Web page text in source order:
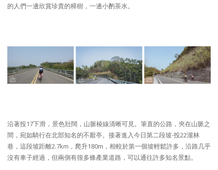
的人們一邊欣賞珍貴的樟樹，一邊小酌茶水。
沿著投17下滑，景色壯闊，山脈棱線清晰可見。筆直的公路，夾在山脈之
間，宛如騎行在北部知名的不厭亭。接著進入今日第二段坡-投22瀧林
巷，這段坡距離2.7km，爬升180m，相較於第一個坡輕鬆許多，沿路几乎
沒有車子經過，但兩側有很多條產業道路，可以通往許多知名景點。